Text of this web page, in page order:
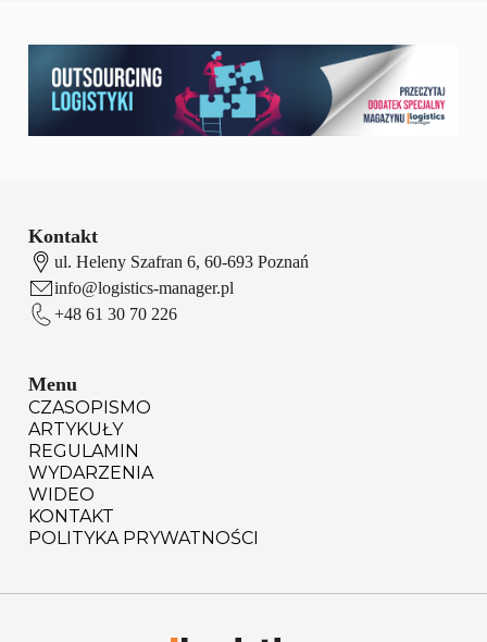
Kontakt
ul. Heleny Szafran 6, 60-693 Poznań
info@logistics-manager.pl
+48 61 30 70 226
Menu
CZASOPISMO
ARTYKUŁY
REGULAMIN
WYDARZENIA
WIDEO
KONTAKT
POLITYKA PRYWATNOŚCI